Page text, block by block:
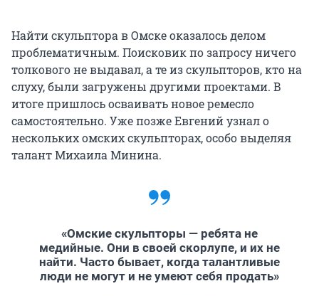
Найти скульптора в Омске оказалось делом
проблематичным. Поисковик по запросу ничего
толкового не выдавал, а те из скульпторов, кто на
слуху, были загружены другими проектами. В
итоге пришлось осваивать новое ремесло
самостоятельно. Уже позже Евгений узнал о
нескольких омских скульпторах, особо выделяя
талант Михаила Минина.
«Омские скульпторы — ребята не
медийные. Они в своей скорлупе, и их не
найти. Часто бывает, когда талантливые
люди не могут и не умеют себя продать»